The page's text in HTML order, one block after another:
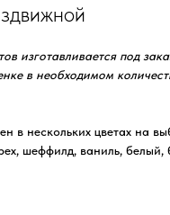
изготавливается под
в необходимом
в нескольких цветах на
шеффилд, ваниль,